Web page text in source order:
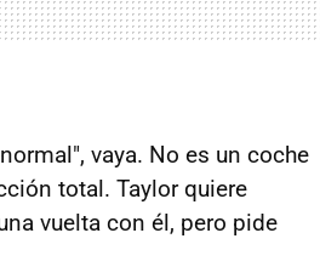
vaya. No es un coche
total. Taylor quiere
vuelta con él, pero pide